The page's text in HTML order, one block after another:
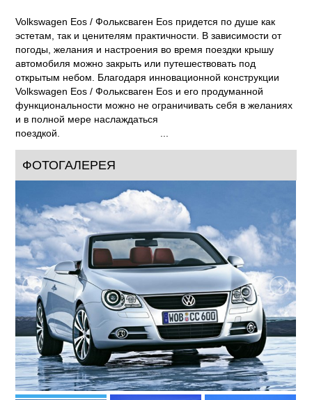
Volkswagen Eos / Фольксваген Eos придется по душе как
эстетам, так и ценителям практичности. В зависимости от
погоды, желания и настроения во время поездки крышу
автомобиля можно закрыть или путешествовать под
открытым небом. Благодаря инновационной конструкции
Volkswagen Eos / Фольксваген Eos и его продуманной
функциональности можно не ограничивать себя в желаниях
и в полной мере наслаждаться
поездкой. ...
ФОТОГАЛЕРЕЯ